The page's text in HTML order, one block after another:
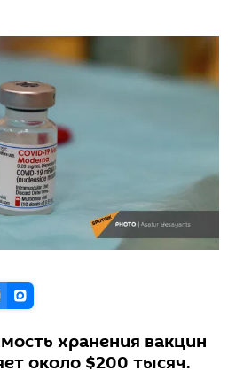
хранения вакцин
около $200 тысяч.